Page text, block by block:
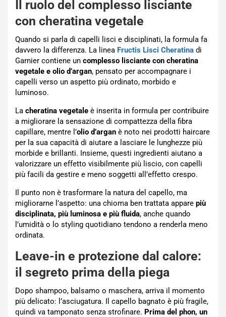
Il ruolo del complesso lisciante
con cheratina vegetale
Quando si parla di capelli lisci e disciplinati, la formula fa
davvero la differenza. La linea Fructis Lisci Cheratina di
Garnier contiene un complesso lisciante con cheratina
vegetale e olio d’argan, pensato per accompagnare i
capelli verso un aspetto più ordinato, morbido e
luminoso.
La cheratina vegetale è inserita in formula per contribuire
a migliorare la sensazione di compattezza della fibra
capillare, mentre l’olio d’argan è noto nei prodotti haircare
per la sua capacità di aiutare a lasciare le lunghezze più
morbide e brillanti. Insieme, questi ingredienti aiutano a
valorizzare un effetto visibilmente più liscio, con capelli
più facili da gestire e meno soggetti all’effetto crespo.
Il punto non è trasformare la natura del capello, ma
migliorarne l’aspetto: una chioma ben trattata appare più
disciplinata, più luminosa e più fluida, anche quando
l’umidità o lo styling quotidiano tendono a renderla meno
ordinata.
Leave-in e protezione dal calore:
il segreto prima della piega
Dopo shampoo, balsamo o maschera, arriva il momento
più delicato: l’asciugatura. Il capello bagnato è più fragile,
quindi va tamponato senza strofinare. Prima del phon, un